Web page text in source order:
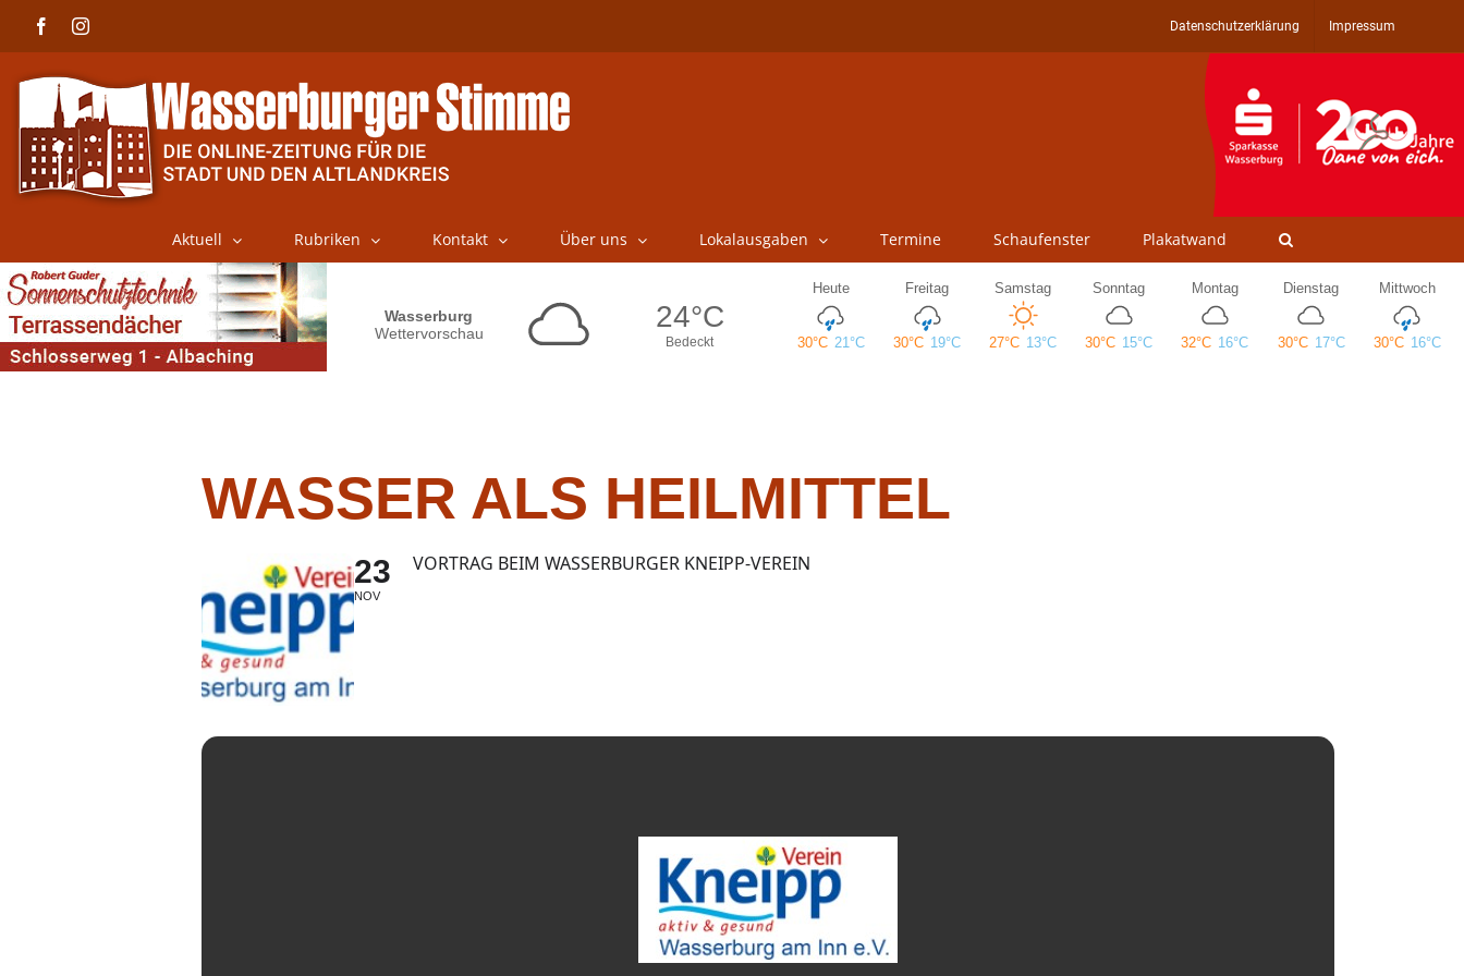
FacebookInstagram Datenschutzerklärung Impressum
Aktuell Rubriken Kontakt Über uns Lokalausgaben Termine Schaufenster Plakatwand
WASSER ALS HEILMITTEL
23
NOV
VORTRAG BEIM WASSERBURGER KNEIPP-VEREIN